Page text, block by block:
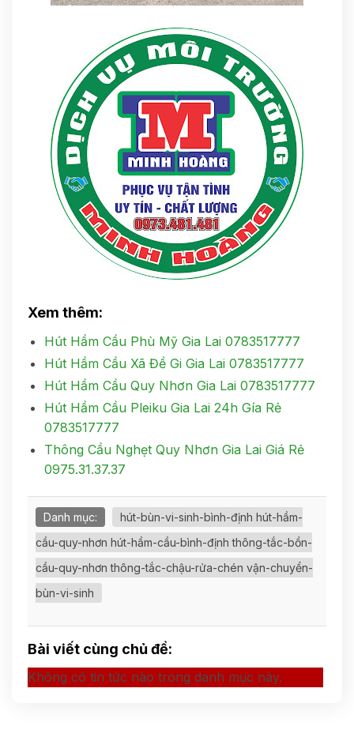
Xem thêm:
Hút Hầm Cầu Phù Mỹ Gia Lai 0783517777
Hút Hầm Cầu Xã Đề Gi Gia Lai 0783517777
Hút Hầm Cầu Quy Nhơn Gia Lai 0783517777
Hút Hầm Cầu Pleiku Gia Lai 24h Gía Rẻ
0783517777
Thông Cầu Nghẹt Quy Nhơn Gia Lai Giá Rẻ
0975.31.37.37
Danh mục:
hút-bùn-vi-sinh-bình-định hút-hầm-
cầu-quy-nhơn hút-hầm-cầu-bình-định thông-tắc-bồn-
cầu-quy-nhơn thông-tắc-chậu-rửa-chén vận-chuyển-
bùn-vi-sinh
Bài viết cùng chủ đề:
Không có tin tức nào trong danh mục này.